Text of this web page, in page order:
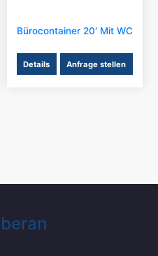
Bürocontainer 20′ Mit WC
Details Anfrage stellen